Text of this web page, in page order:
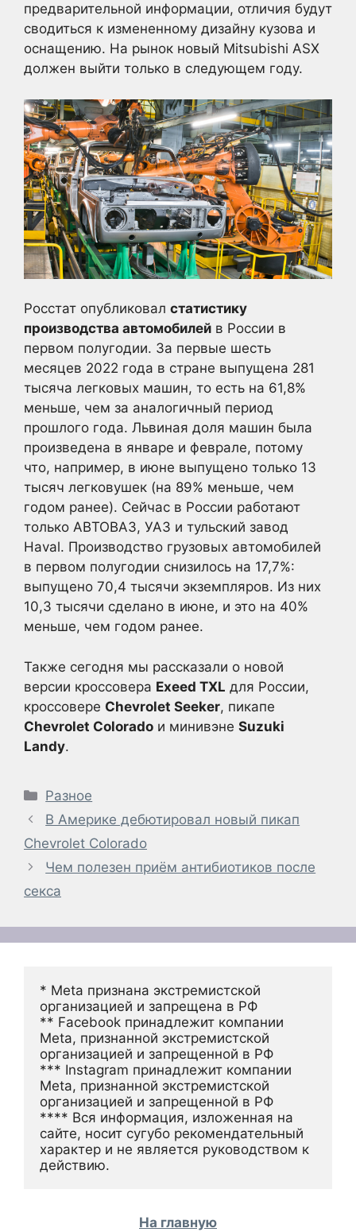
предварительной информации, отличия будут
сводиться к измененному дизайну кузова и
оснащению. На рынок новый Mitsubishi ASX
должен выйти только в следующем году.
Росстат опубликовал статистику
производства автомобилей в России в
первом полугодии. За первые шесть
месяцев 2022 года в стране выпущена 281
тысяча легковых машин, то есть на 61,8%
меньше, чем за аналогичный период
прошлого года. Львиная доля машин была
произведена в январе и феврале, потому
что, например, в июне выпущено только 13
тысяч легковушек (на 89% меньше, чем
годом ранее). Сейчас в России работают
только АВТОВАЗ, УАЗ и тульский завод
Haval. Производство грузовых автомобилей
в первом полугодии снизилось на 17,7%:
выпущено 70,4 тысячи экземпляров. Из них
10,3 тысячи сделано в июне, и это на 40%
меньше, чем годом ранее.
Также сегодня мы рассказали о новой
версии кроссовера Exeed TXL для России,
кроссовере Chevrolet Seeker, пикапе
Chevrolet Colorado и минивэне Suzuki
Landy.
Рубрики
Разное
В Америке дебютировал новый пикап
Chevrolet Colorado
Чем полезен приём антибиотиков после
секса
* Meta признана экстремистской
организацией и запрещена в РФ
** Facebook принадлежит компании
Meta, признанной экстремистской
организацией и запрещенной в РФ
*** Instagram принадлежит компании
Meta, признанной экстремистской
организацией и запрещенной в РФ
**** Вся информация, изложенная на
сайте, носит сугубо рекомендательный
характер и не является руководством к
действию.
На главную